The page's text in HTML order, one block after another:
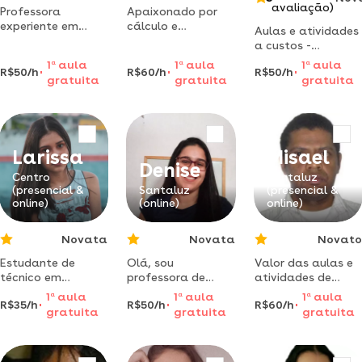
Professora
experiente em
críticos. aulas
personalizadas
únicos. transforme
sua visão do
mundo!
R$50/h
1 aaula
gratuita
Apaixonado por
cálculo e
aqui para resolver
suas dúvidas e
aprendizado
R$60/h
1 a aula
gratuita
avaliação)
Aulas e atividades
a custos -
benefícios de
acordo com a
materias e
R$50/h
1 aaula
gratuita
Larissa
Centro
(presencial &
online)
Novata
Estudante de
técnico em
zootecnia,
formada em
auxiliar de análises
de farmácia,
R$35/h
1 aaula
gratuita
Denise
Santaluz
(online)
Novata
Olá, sou
professora de
inglês. tenho
licenciatura na
R$50/h
1 a aula
gratuita
Misael
Santaluz
(presencial &
online)
Novato
Valor das aulas e
atividades de
acordo com suas
necessidades ola,
sou professor
em matematica, e
R$60/h
1 aaula
gratuita